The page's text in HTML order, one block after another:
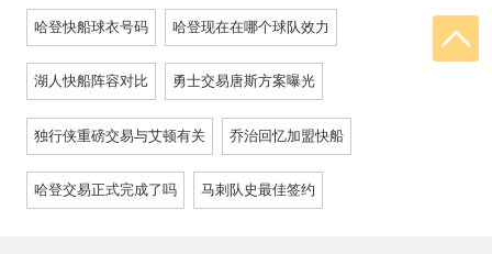
哈登快船球衣号码 哈登现在在哪个球队效力
湖人快船阵容对比 勇士交易唐斯方案曝光
独行侠重磅交易与艾顿有关 乔治回忆加盟快船
哈登交易正式完成了吗 马刺队史最佳签约